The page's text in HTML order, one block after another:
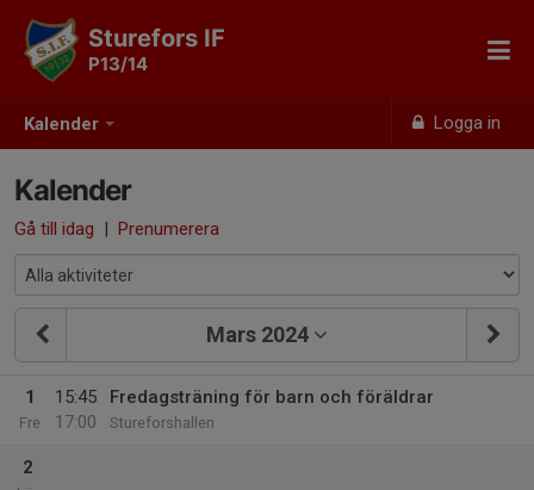
Kalender Logga in
Sturefors IF
P13/14
Kalender
Gå till idag | Prenumerera
Mars 2024
1
Fre
15:45
17:00
Fredagsträning för barn och föräldrar
Stureforshallen
2